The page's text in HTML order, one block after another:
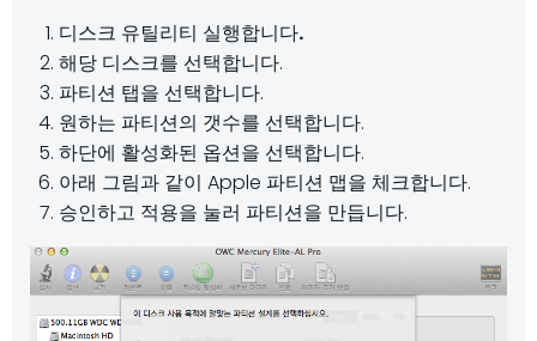
디스크 유틸리티 실행합니다.
해당 디스크를 선택합니다.
파티션 탭을 선택합니다.
원하는 파티션의 갯수를 선택합니다.
하단에 활성화된 옵션을 선택합니다.
아래 그림과 같이 Apple 파티션 맵을 체크합니다.
승인하고 적용을 눌러 파티션을 만듭니다.